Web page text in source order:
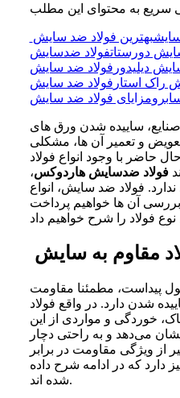
سریع به محتوای این مطلب
بهترین فولاد ضد سایش
دورستاتفولاد ضدسایش
دیلیدور فولاد ضد سایش
راک استار فولاد ضد سایش
مزایای فولاد ضد سایش
ساییده شدن ورق های
و تعمیر آن‌ ها، مشکلی
حاضر با وجود انواع فولاد
فولاد ضدسایش هاردوکس،
فولاد ضد سایش، انواع
بررسی آن ها خواهیم پرداخت
مقاوم به سایش
پیداست، مطمئنا مقاومت
شدن دارد. در واقع فولاد
خوردگی و مواردی از این
می‌دهد و به راحتی دچار
از ویژگی مقاومت در برابر
دارد که در ادامه شرح داده
شده‌ اند.